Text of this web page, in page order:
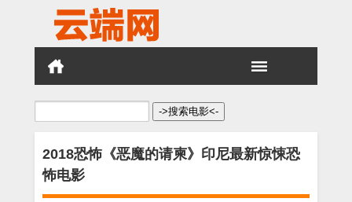
搜
2018恐怖《恶魔的请柬》印尼最新惊悚恐
怖电影